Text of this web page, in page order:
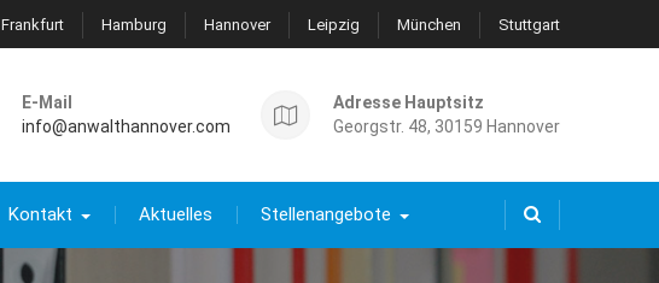
Frankfurt Hamburg Hannover Leipzig München Stuttgart
E-Mail
info@anwalthannover.com
Adresse Hauptsitz
Georgstr. 48, 30159 Hannover
Kontakt Aktuelles Stellenangebote